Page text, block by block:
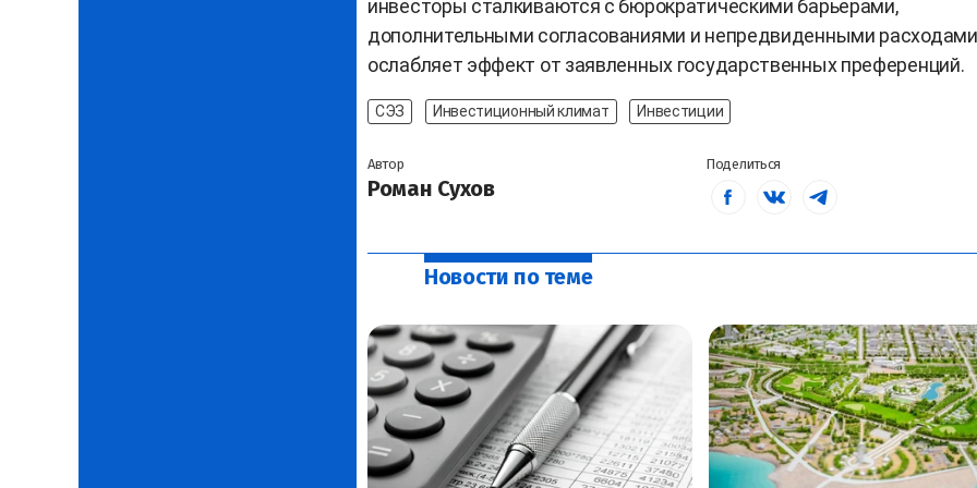
инвесторы сталкиваются с бюрократическими барьерами,
дополнительными согласованиями и непредвиденными
ослабляет эффект от заявленных государственных преференций.
СЭЗ Инвестиционный климат Инвестиции
Автор
Роман Сухов
Поделиться
Новости по теме